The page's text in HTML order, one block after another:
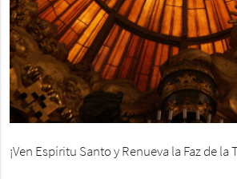
¡Ven Espíritu Santo y Renueva la Faz de la